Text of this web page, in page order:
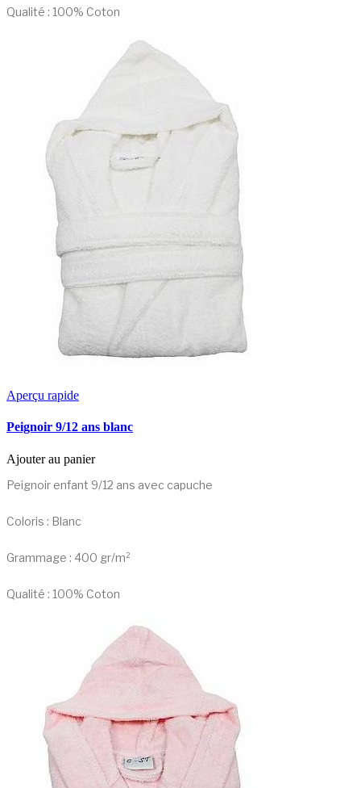
Qualité : 100% Coton
Aperçu rapide
Peignoir 9/12 ans blanc
Ajouter au panier
Peignoir enfant 9/12 ans avec capuche
Coloris : Blanc
Grammage : 400 gr/m²
Qualité : 100% Coton